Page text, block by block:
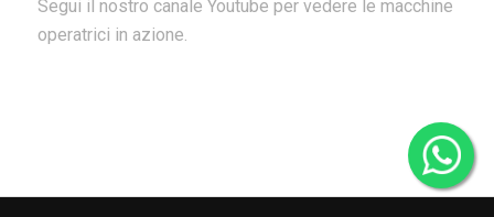
Segui il nostro canale Youtube per vedere le macchine
operatrici in azione.